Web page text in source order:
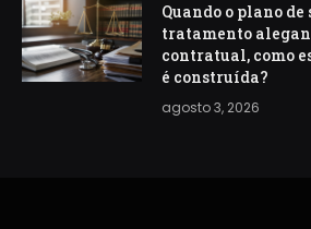
Quando o plano de
tratamento
contratual, como
é construída?
agosto 3, 2026